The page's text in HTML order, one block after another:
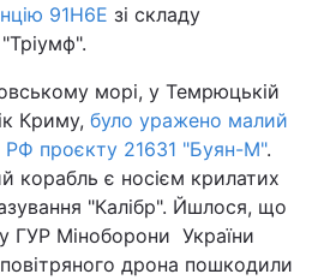
91Н6Е зі складу
морі, у Темрюцькій
Криму, було уражено малий
РФ проєкту 21631 "Буян-М".
корабль є носієм крилатих
"Калібр". Йшлося, що
ГУР Міноборони України
дрона пошкодили